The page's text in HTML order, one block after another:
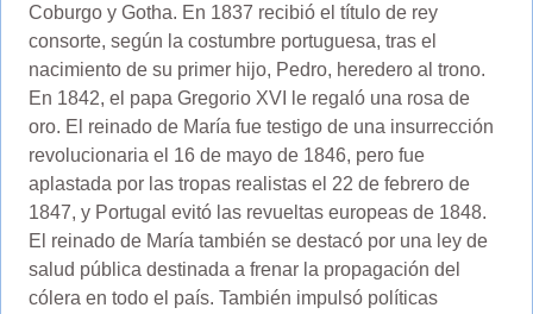
Coburgo y Gotha. En 1837 recibió el título de rey
consorte, según la costumbre portuguesa, tras el
nacimiento de su primer hijo, Pedro, heredero al trono.
En 1842, el papa Gregorio XVI le regaló una rosa de
oro. El reinado de María fue testigo de una insurrección
revolucionaria el 16 de mayo de 1846, pero fue
aplastada por las tropas realistas el 22 de febrero de
1847, y Portugal evitó las revueltas europeas de 1848.
El reinado de María también se destacó por una ley de
salud pública destinada a frenar la propagación del
cólera en todo el país. También impulsó políticas